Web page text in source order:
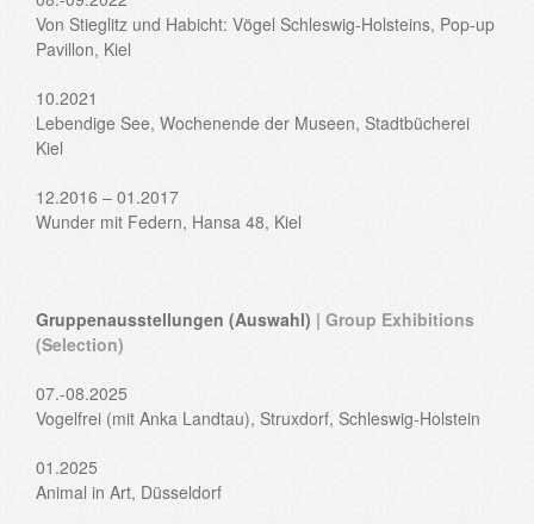
Von Stieglitz und Habicht: Vögel Schleswig-Holsteins, Pop-up
Pavillon, Kiel
10.2021
Lebendige See, Wochenende der Museen, Stadtbücherei
Kiel
12.2016 – 01.2017
Wunder mit Federn, Hansa 48, Kiel
Gruppenausstellungen (Auswahl) | Group Exhibitions
(Selection)
07.-08.2025
Vogelfrei (mit Anka Landtau), Struxdorf, Schleswig-Holstein
01.2025
Animal in Art, Düsseldorf